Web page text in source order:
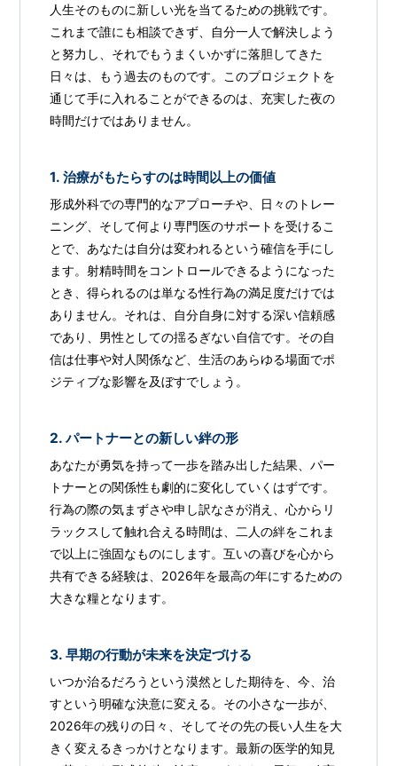
人生そのものに新しい光を当てるための挑戦です。
これまで誰にも相談できず、自分一人で解決しよう
と努力し、それでもうまくいかずに落胆してきた
日々は、もう過去のものです。このプロジェクトを
通じて手に入れることができるのは、充実した夜の
時間だけではありません。
1. 治療がもたらすのは時間以上の価値
形成外科での専門的なアプローチや、日々のトレー
ニング、そして何より専門医のサポートを受けるこ
とで、あなたは自分は変われるという確信を手にし
ます。射精時間をコントロールできるようになった
とき、得られるのは単なる性行為の満足度だけでは
ありません。それは、自分自身に対する深い信頼感
であり、男性としての揺るぎない自信です。その自
信は仕事や対人関係など、生活のあらゆる場面でポ
ジティブな影響を及ぼすでしょう。
2. パートナーとの新しい絆の形
あなたが勇気を持って一歩を踏み出した結果、パー
トナーとの関係性も劇的に変化していくはずです。
行為の際の気まずさや申し訳なさが消え、心からリ
ラックスして触れ合える時間は、二人の絆をこれま
で以上に強固なものにします。互いの喜びを心から
共有できる経験は、2026年を最高の年にするための
大きな糧となります。
3. 早期の行動が未来を決定づける
いつか治るだろうという漠然とした期待を、今、治
すという明確な決意に変える。その小さな一歩が、
2026年の残りの日々、そしてその先の長い人生を大
きく変えるきっかけとなります。最新の医学的知見